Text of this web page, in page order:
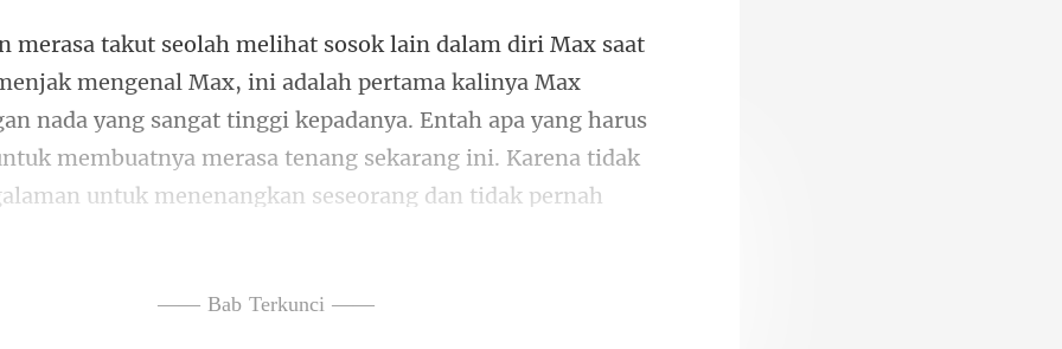
alah pertama kalinya Max
nada yang sangat tinggi kepadanya. Entah apa yang harus
—— Bab Terkunci ——